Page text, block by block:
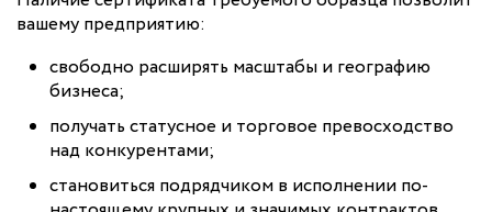
вашему предприятию:
свободно расширять масштабы и географию
бизнеса;
получать статусное и торговое превосходство
над конкурентами;
становиться подрядчиком в исполнении по-